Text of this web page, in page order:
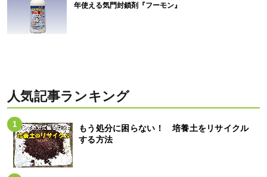
年使える気門封鎖剤『フーモン』
人気記事ランキング
もう処分に困らない！ 培養土をリサイクル
する方法